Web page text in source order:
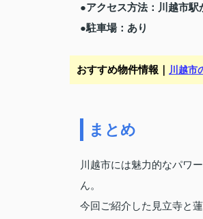
●アクセス方法：川越市駅
●駐車場：あり
おすすめ物件情報｜ 川越市
まとめ
川越市には魅力的なパワ
ん。
今回ご紹介した見立寺と